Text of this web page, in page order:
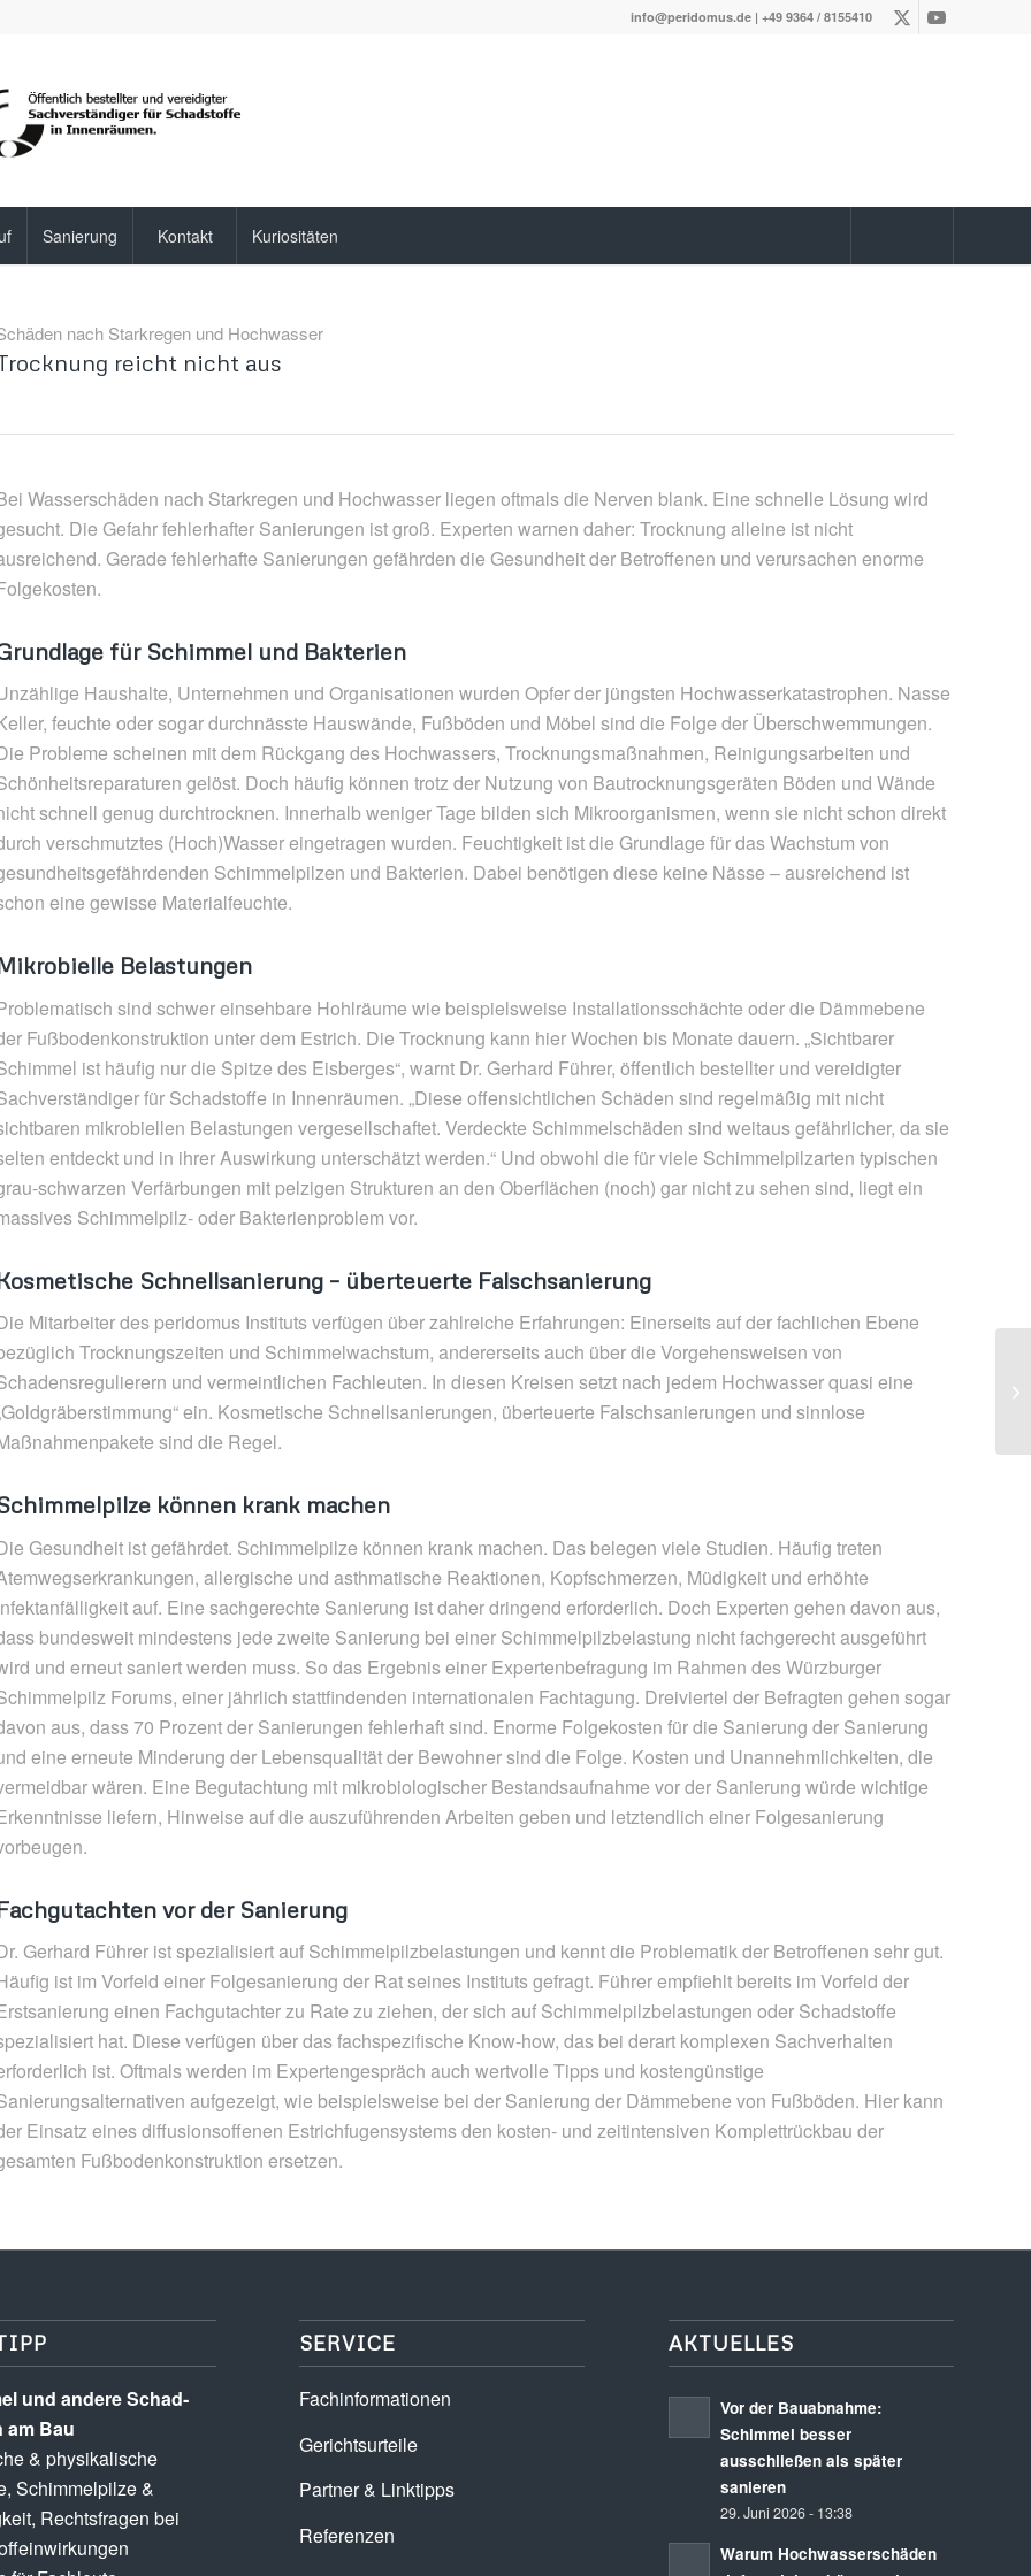
info@peridomus.de | +49 9364 / 8155410
Sanierung Kontakt Kuriositäten
nach Starkregen und Hochwasser
reicht nicht aus
Wasserschäden nach Starkregen und Hochwasser liegen oftmals die Nerven blank. Eine schnelle Lösung wird
Die Gefahr fehlerhafter Sanierungen ist groß. Experten warnen daher: Trocknung alleine ist nicht
Gerade fehlerhafte Sanierungen gefährden die Gesundheit der Betroffenen und verursachen enorme
für Schimmel und Bakterien
Haushalte, Unternehmen und Organisationen wurden Opfer der jüngsten Hochwasserkatastrophen. Nasse
feuchte oder sogar durchnässte Hauswände, Fußböden und Möbel sind die Folge der Überschwemmungen.
Probleme scheinen mit dem Rückgang des Hochwassers, Trocknungsmaßnahmen, Reinigungsarbeiten und
gelöst. Doch häufig können trotz der Nutzung von Bautrocknungsgeräten Böden und Wände
schnell genug durchtrocknen. Innerhalb weniger Tage bilden sich Mikroorganismen, wenn sie nicht schon direkt
verschmutztes (Hoch)Wasser eingetragen wurden. Feuchtigkeit ist die Grundlage für das Wachstum von
Schimmelpilzen und Bakterien. Dabei benötigen diese keine Nässe – ausreichend ist
eine gewisse Materialfeuchte.
Belastungen
sind schwer einsehbare Hohlräume wie beispielsweise Installationsschächte oder die Dämmebene
Fußbodenkonstruktion unter dem Estrich. Die Trocknung kann hier Wochen bis Monate dauern. „Sichtbarer
ist häufig nur die Spitze des Eisberges“, warnt Dr. Gerhard Führer, öffentlich bestellter und vereidigter
für Schadstoffe in Innenräumen. „Diese offensichtlichen Schäden sind regelmäßig mit nicht
mikrobiellen Belastungen vergesellschaftet. Verdeckte Schimmelschäden sind weitaus gefährlicher, da sie
entdeckt und in ihrer Auswirkung unterschätzt werden.“ Und obwohl die für viele Schimmelpilzarten typischen
schwarzen Verfärbungen mit pelzigen Strukturen an den Oberflächen (noch) gar nicht zu sehen sind, liegt ein
Schimmelpilz- oder Bakterienproblem vor.
Schnellsanierung – überteuerte Falschsanierung
Mitarbeiter des peridomus Instituts verfügen über zahlreiche Erfahrungen: Einerseits auf der fachlichen Ebene
Trocknungszeiten und Schimmelwachstum, andererseits auch über die Vorgehensweisen von
und vermeintlichen Fachleuten. In diesen Kreisen setzt nach jedem Hochwasser quasi eine
ein. Kosmetische Schnellsanierungen, überteuerte Falschsanierungen und sinnlose
sind die Regel.
können krank machen
Gesundheit ist gefährdet. Schimmelpilze können krank machen. Das belegen viele Studien. Häufig treten
allergische und asthmatische Reaktionen, Kopfschmerzen, Müdigkeit und erhöhte
auf. Eine sachgerechte Sanierung ist daher dringend erforderlich. Doch Experten gehen davon aus,
bundesweit mindestens jede zweite Sanierung bei einer Schimmelpilzbelastung nicht fachgerecht ausgeführt
und erneut saniert werden muss. So das Ergebnis einer Expertenbefragung im Rahmen des Würzburger
Forums, einer jährlich stattfindenden internationalen Fachtagung. Dreiviertel der Befragten gehen sogar
aus, dass 70 Prozent der Sanierungen fehlerhaft sind. Enorme Folgekosten für die Sanierung der Sanierung
eine erneute Minderung der Lebensqualität der Bewohner sind die Folge. Kosten und Unannehmlichkeiten, die
wären. Eine Begutachtung mit mikrobiologischer Bestandsaufnahme vor der Sanierung würde wichtige
liefern, Hinweise auf die auszuführenden Arbeiten geben und letztendlich einer Folgesanierung
vor der Sanierung
Gerhard Führer ist spezialisiert auf Schimmelpilzbelastungen und kennt die Problematik der Betroffenen sehr gut.
ist im Vorfeld einer Folgesanierung der Rat seines Instituts gefragt. Führer empfiehlt bereits im Vorfeld der
einen Fachgutachter zu Rate zu ziehen, der sich auf Schimmelpilzbelastungen oder Schadstoffe
hat. Diese verfügen über das fachspezifische Know-how, das bei derart komplexen Sachverhalten
ist. Oftmals werden im Expertengespräch auch wertvolle Tipps und kostengünstige
aufgezeigt, wie beispielsweise bei der Sanierung der Dämmebene von Fußböden. Hier kann
Einsatz eines diffusionsoffenen Estrichfugensystems den kosten- und zeitintensiven Komplettrückbau der
Fußbodenkonstruktion ersetzen.
und andere Schad­­
am Bau
& physikalische
Schimmel­pilze &
Rechts­fragen bei
SERVICE
Fachinformationen
Gerichtsurteile
Partner & Linktipps
Referenzen
AKTUELLES
Vor der Bauabnahme:
Schimmel besser
ausschließen als später
sanieren
29. Juni 2026 - 13:38
Warum Hochwasserschäden